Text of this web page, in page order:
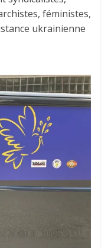
féministes,
ukrainienne